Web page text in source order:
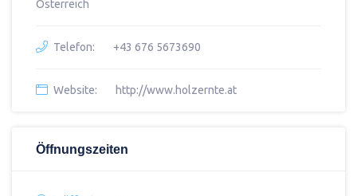
Österreich
Telefon: +43 676 5673690
Website: http://www.holzernte.at
Öffnungszeiten